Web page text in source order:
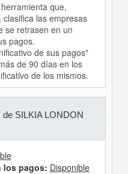
que,
las empresas
se retrasen en un
pagos.
de sus pagos"
de 90 días en los
de los mismos.
SILKIA LONDON
los pagos: Disponible